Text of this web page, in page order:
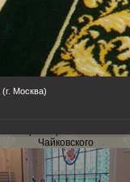
Чайковского
Москва)